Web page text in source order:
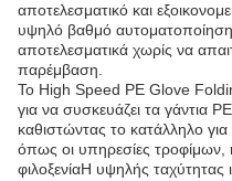
αποτελεσματικό και
υψηλό βαθμό
αποτελεσματικά χωρίς να
παρέμβαση.
Το High Speed PE Glove
για να συσκευάζει τα γάντια
καθιστώντας το κατάλληλο
όπως οι υπηρεσίες τροφίμων,
φιλοξενίαΗ υψηλής